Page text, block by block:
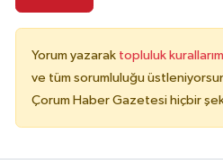
Yorum yazarak topluluk
ve tüm sorumluluğu
Çorum Haber Gazetesi hiçbir